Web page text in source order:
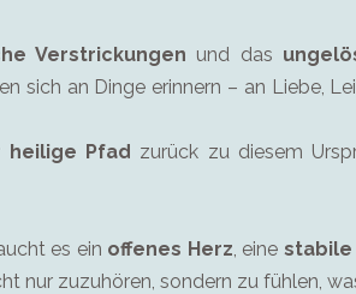
Verstrickungen und das
sich an Dinge erinnern – an Liebe,
heilige Pfad zurück zu diesem
es ein offenes Herz, eine stabile
nur zuzuhören, sondern zu fühlen,